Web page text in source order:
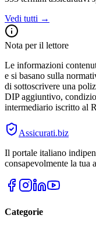
Vedi tutti →
Nota per il lettore
Le informazioni
e si basano sulla
di sottoscrivere una
DIP aggiuntivo,
intermediario iscritto al
Assicurati.biz
Il portale italiano
consapevolmente la tua
Categorie